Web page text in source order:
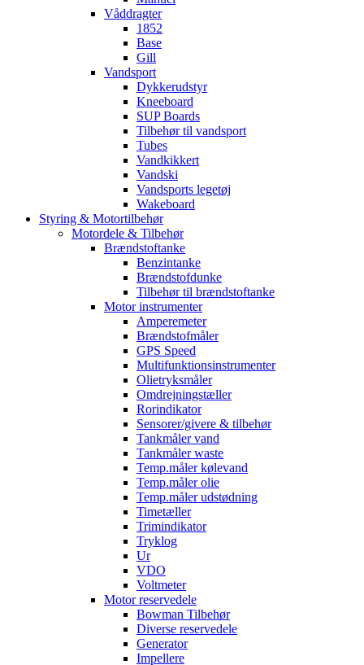
Våddragter
1852
Base
Gill
Vandsport
Dykkerudstyr
Kneeboard
SUP Boards
Tilbehør til vandsport
Tubes
Vandkikkert
Vandski
Vandsports legetøj
Wakeboard
Styring & Motortilbehør
Motordele & Tilbehør
Brændstoftanke
Benzintanke
Brændstofdunke
Tilbehør til brændstoftanke
Motor instrumenter
Amperemeter
Brændstofmåler
GPS Speed
Multifunktionsinstrumenter
Olietryksmåler
Omdrejningstæller
Rorindikator
Sensorer/givere & tilbehør
Tankmåler vand
Tankmåler waste
Temp.måler kølevand
Temp.måler olie
Temp.måler udstødning
Timetæller
Trimindikator
Tryklog
Ur
VDO
Voltmeter
Motor reservedele
Bowman Tilbehør
Diverse reservedele
Generator
Impellere